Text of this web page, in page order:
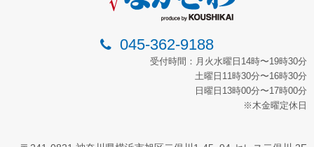
045-362-9188
受付時間：月火水曜日14時〜19時30分
土曜日11時30分〜16時30分
日曜日13時00分〜17時00分
※木金曜定休日